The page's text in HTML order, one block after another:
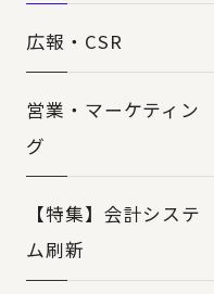
広報・CSR
営業・マーケティン
グ
【特集】会計システ
ム刷新